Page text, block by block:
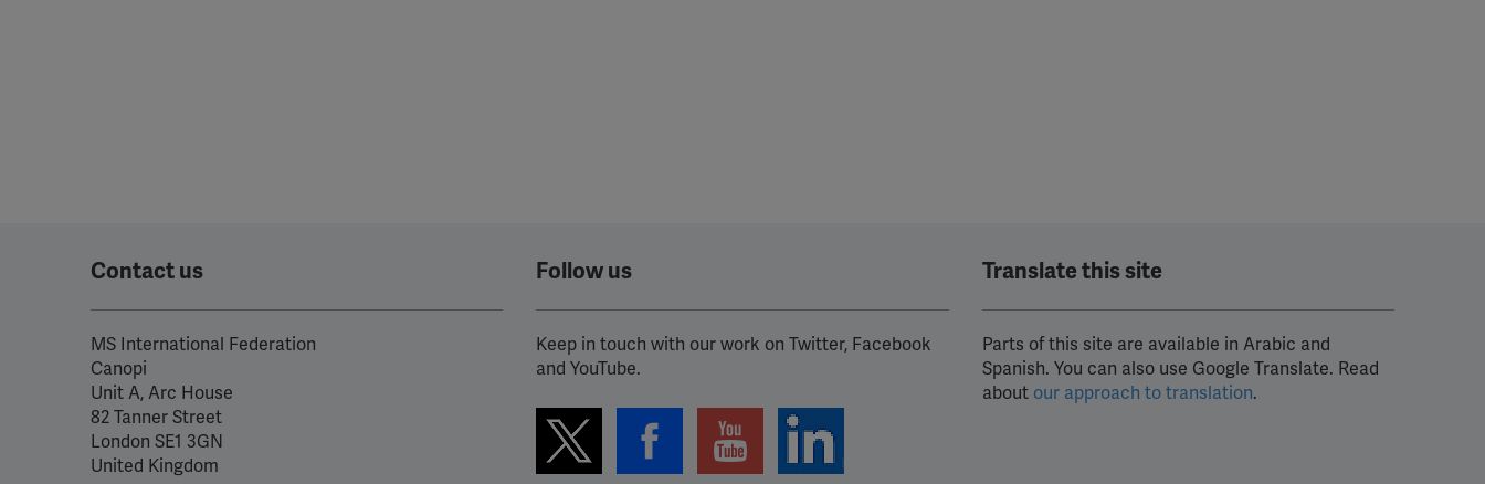
Contact us
MS International Federation
Canopi
Unit A, Arc House
82 Tanner Street
London SE1 3GN
United Kingdom
Follow us
Keep in touch with our work on Twitter, Facebook
and YouTube.
Translate this site
Parts of this site are available in Arabic and
Spanish. You can also use Google Translate. Read
about our approach to translation.